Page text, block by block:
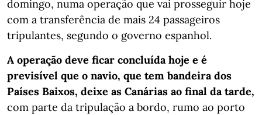
domingo, numa operação que vai prosseguir hoje
com a transferência de mais 24 passageiros
tripulantes, segundo o governo espanhol.
A operação deve ficar concluída hoje e é
previsível que o navio, que tem bandeira dos
Países Baixos, deixe as Canárias ao final da tarde,
com parte da tripulação a bordo, rumo ao porto